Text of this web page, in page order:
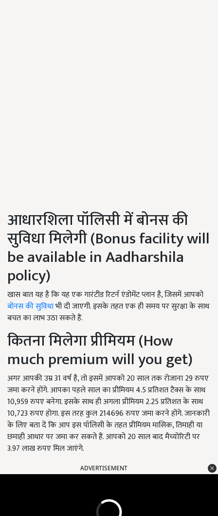
आधारशिला पॉलिसी में बोनस की
सुविधा मिलेगी (Bonus facility will
be available in Aadharshila
policy)
खास बात यह है कि यह एक गारंटीड रिटर्न एंडोमेंट प्लान है, जिसमें आपको
बोनस की सुविधाभी दी जाएगी. इसके तहत एक ही समय पर सुरक्षा के साथ
बचत का लाभ उठा सकते हैं.
कितना मिलेगा प्रीमियम (How
much premium will you get)
अगर आपकी उम्र 31 वर्ष है, तो इसमें आपको 20 साल तक रोजाना 29 रुपए
जमा करने होंगे. आपका पहले साल का प्रीमियम 4.5 प्रतिशत टैक्स के साथ
10,959 रुपए बनेगा. इसके साथ ही अगला प्रीमियम 2.25 प्रतिशत के साथ
10,723 रुपए होगा. इस तरह कुल 214696 रुपए जमा करने होंगे. जानकारी
के लिए बता दें कि आप इस पॉलिसी के तहत प्रीमियम मासिक, तिमाही या
छमाही आधार पर जमा कर सकते हैं. आपको 20 साल बाद मैच्योरिटी पर
3.97 लाख रुपए मिल जाएंगे.
ADVERTISEMENT